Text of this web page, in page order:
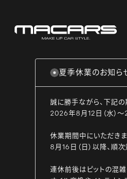
夏季休業のお知ら
誠に勝手ながら、下記の
2026年8月12日（水）～
休業期間中にいただき
8月16日（日）以降、順
連休前後はピットの混